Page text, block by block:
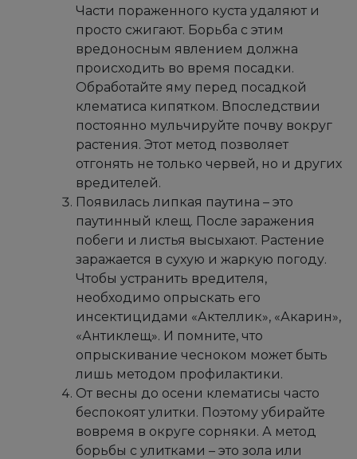
Части пораженного куста удаляют и
просто сжигают. Борьба с этим
вредоносным явлением должна
происходить во время посадки.
Обработайте яму перед посадкой
клематиса кипятком. Впоследствии
постоянно мульчируйте почву вокруг
растения. Этот метод позволяет
отгонять не только червей, но и других
вредителей.
Появилась липкая паутина – это
паутинный клещ. После заражения
побеги и листья высыхают. Растение
заражается в сухую и жаркую погоду.
Чтобы устранить вредителя,
необходимо опрыскать его
инсектицидами «Актеллик», «Акарин»,
«Антиклещ». И помните, что
опрыскивание чесноком может быть
лишь методом профилактики.
От весны до осени клематисы часто
беспокоят улитки. Поэтому убирайте
вовремя в округе сорняки. А метод
борьбы с улитками – это зола или